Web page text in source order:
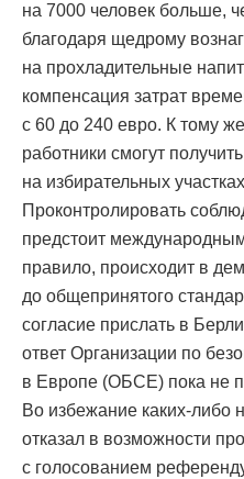
на 7000 человек больше,
благодаря щедрому
на прохладительные
компенсация затрат
с 60 до 240 евро. К тому
работники смогут
на избирательных
Проконтролировать
предстоит
правило, происходит в
до общепринятого
согласие прислать в
ответ Организации по
в Европе (ОБСЕ) пока не
Во избежание каких-либо
отказал в возможности
с голосованием